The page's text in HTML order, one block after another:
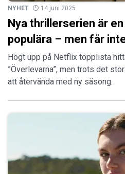
NYHET 14 juni 2025
Nya thrillerserien är
populära – men får
Högt upp på Netflix topplista
”Överlevarna”, men trots det
att återvända med ny säsong.